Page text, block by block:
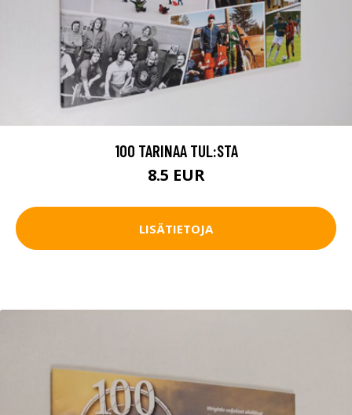
100 TARINAA TUL:STA
8.5 EUR
LISÄTIETOJA